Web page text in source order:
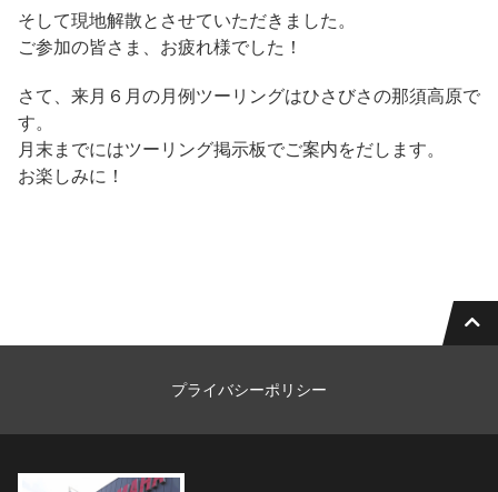
そして現地解散とさせていただきました。
ご参加の皆さま、お疲れ様でした！
さて、来月６月の月例ツーリングはひさびさの那須高原で
す。
月末までにはツーリング掲示板でご案内をだします。
お楽しみに！
プライバシーポリシー